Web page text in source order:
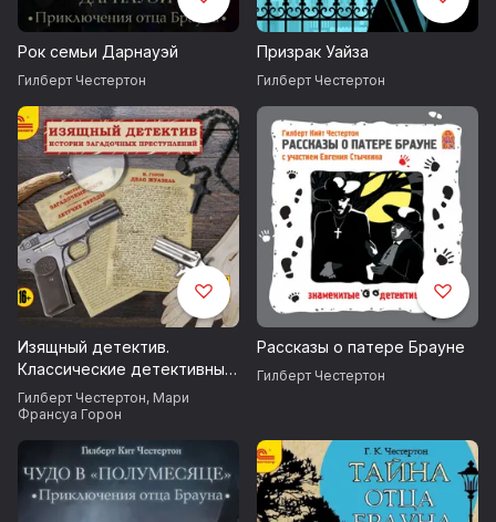
Рок семьи Дарнауэй
Гилберт Честертон
Призрак Уайза
Гилберт Честертон
Изящный детектив.
Классические детективные
рассказы
Гилберт Честертон, Мари
Франсуа Горон
Рассказы о патере Брауне
Гилберт Честертон